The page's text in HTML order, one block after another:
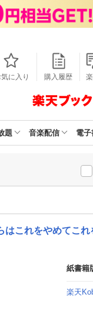
気に入り 購入履歴
題 音楽配信 電
これをやめてこれ
紙書籍
楽天